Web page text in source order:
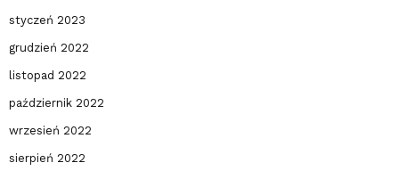
styczeń 2023
grudzień 2022
listopad 2022
październik 2022
wrzesień 2022
sierpień 2022